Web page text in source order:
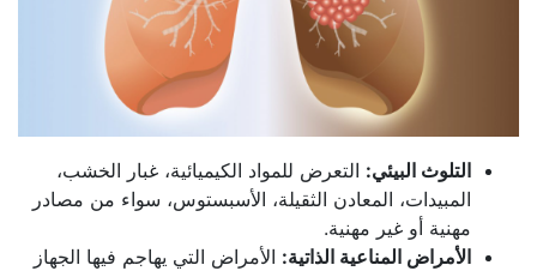
التلوث البيئي: التعرض للمواد الكيميائية، غبار الخشب،
المبيدات، المعادن الثقيلة، الأسبستوس، سواء من مصادر
مهنية أو غير مهنية.
الأمراض المناعية الذاتية: الأمراض التي يهاجم فيها الجهاز